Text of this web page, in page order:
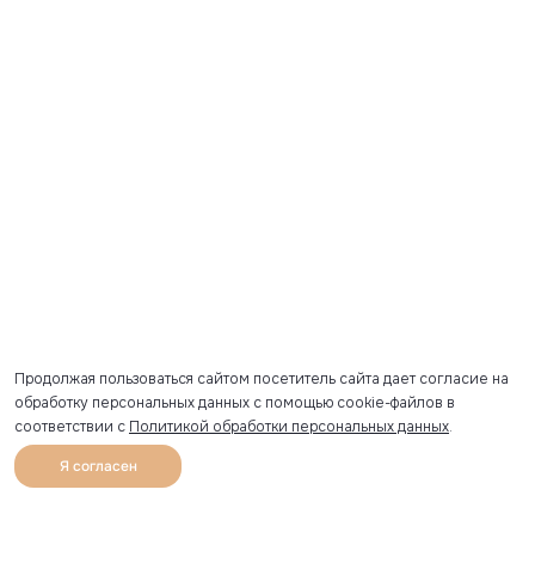
Каталог Избранное
Продолжая пользоваться сайтом посетитель сайта дает согласие на
обработку персональных данных с помощью cookie-файлов в
соответствии с Политикой обработки персональных данных.
Я согласен